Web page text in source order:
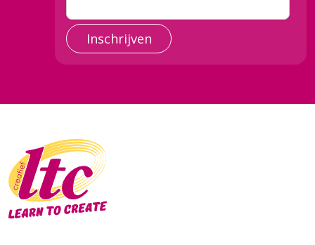
Inschrijven